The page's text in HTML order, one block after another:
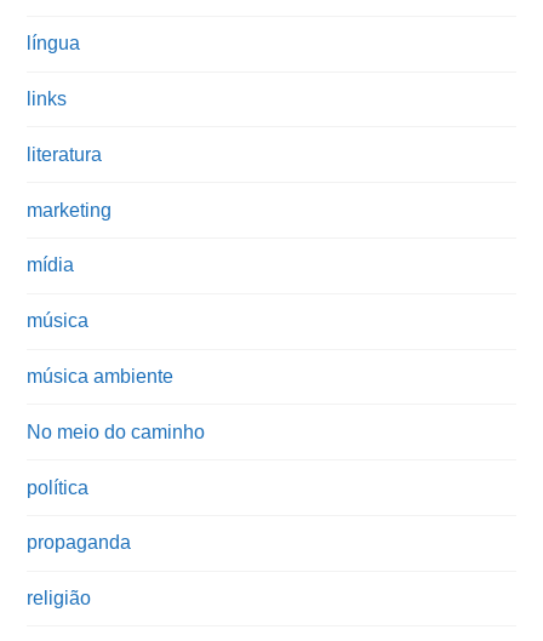
língua
links
literatura
marketing
mídia
música
música ambiente
No meio do caminho
política
propaganda
religião